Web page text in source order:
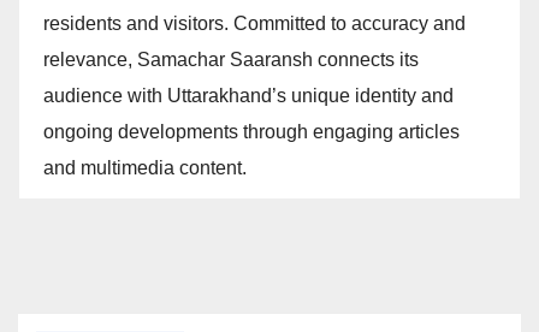
residents and visitors. Committed to accuracy and
relevance, Samachar Saaransh connects its
audience with Uttarakhand’s unique identity and
ongoing developments through engaging articles
and multimedia content.